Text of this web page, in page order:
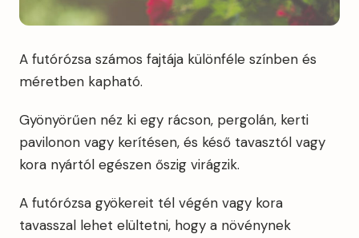
A futórózsa számos fajtája különféle színben és
méretben kapható.
Gyönyörűen néz ki egy rácson, pergolán, kerti
pavilonon vagy kerítésen, és késő tavasztól vagy
kora nyártól egészen őszig virágzik.
A futórózsa gyökereit tél végén vagy kora
tavasszal lehet elültetni, hogy a növénynek